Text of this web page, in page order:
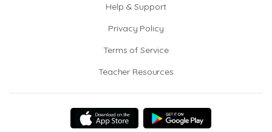
Help & Support
Privacy Policy
Terms of Service
Teacher Resources